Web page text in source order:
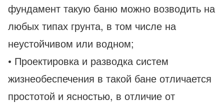
фундамент такую баню можно возводить на
любых типах грунта, в том числе на
неустойчивом или водном;
• Проектировка и разводка систем
жизнеобеспечения в такой бане отличается
простотой и ясностью, в отличие от